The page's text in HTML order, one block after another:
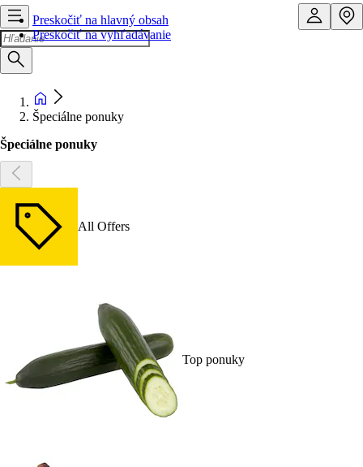
Preskočiť na hlavný obsah
Preskočiť na vyhľadávanie
Špeciálne ponuky
Špeciálne ponuky
All Offers
Top ponuky